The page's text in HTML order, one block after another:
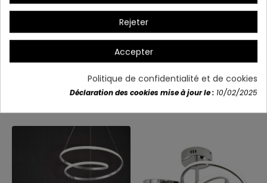
Détails du produit
Rejeter
Accepter
Politique de confidentialité et de cookies
Déclaration des cookies mise à jour le : 10/02/2025